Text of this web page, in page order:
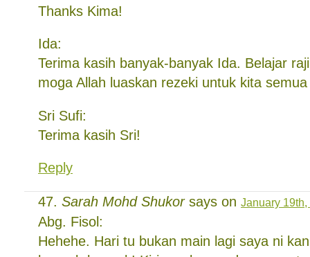
Thanks Kima!
Ida:
Terima kasih banyak-banyak Ida. Belajar
moga Allah luaskan rezeki untuk kita
Sri Sufi:
Terima kasih Sri!
Reply
Sarah Mohd Shukorsays on January
Abg. Fisol:
Hehehe. Hari tu bukan main lagi saya ni